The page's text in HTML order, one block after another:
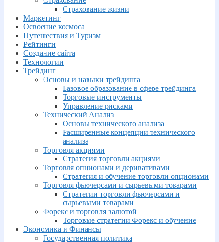
Страхование жизни
Маркетинг
Освоение космоса
Путешествия и Туризм
Рейтинги
Создание сайта
Технологии
Трейдинг
Основы и навыки трейдинга
Базовое образование в сфере трейдинга
Торговые инструменты
Управление рисками
Технический Анализ
Основы технического анализа
Расширенные концепции технического
анализа
Торговля акциями
Стратегия торговли акциями
Торговля опционами и деривативами
Стратегия и обучение торговли опционами
Торговля фьючерсами и сырьевыми товарами
Стратегии торговли фьючерсами и
сырьевыми товарами
Форекс и торговля валютой
Торговые стратегии Форекс и обучение
Экономика и Финансы
Государственная политика